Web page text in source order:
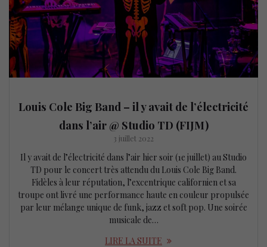
Louis Cole Big Band – il y avait de l’électricité
dans l’air @ Studio TD (FIJM)
3 juillet 2022
Il y avait de l’électricité dans l’air hier soir (1e juillet) au Studio
TD pour le concert très attendu du Louis Cole Big Band.
Fidèles à leur réputation, l’excentrique californien et sa
troupe ont livré une performance haute en couleur propulsée
par leur mélange unique de funk, jazz et soft pop. Une soirée
musicale de…
LIRE LA SUITE